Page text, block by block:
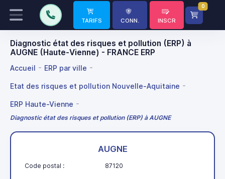
TARIFS CONN. INSCR
0
Diagnostic état des risques et pollution (ERP) à
AUGNE (Haute-Vienne) - FRANCE ERP
Accueil ERP par ville
Etat des risques et pollution Nouvelle-Aquitaine
ERP Haute-Vienne
Diagnostic état des risques et pollution (ERP) à AUGNE
AUGNE
Code postal : 87120